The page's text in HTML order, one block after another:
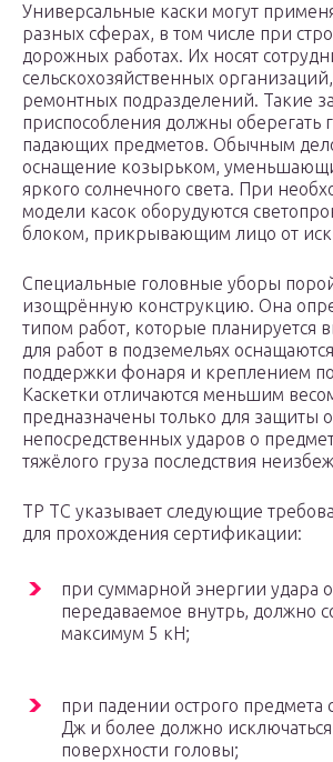
Универсальные каски могут
разных сферах, в том числе при
дорожных работах. Их носят
сельскохозяйственных
ремонтных подразделений. Такие
приспособления должны оберегать
падающих предметов. Обычным
оснащение козырьком,
яркого солнечного света. При
модели касок оборудуются
блоком, прикрывающим лицо от
Специальные головные уборы
изощрённую конструкцию. Она
типом работ, которые планируется
для работ в подземельях
поддержки фонаря и креплением
Каскетки отличаются меньшим
предназначены только для защиты
непосредственных ударов о
тяжёлого груза последствия
ТР ТС указывает следующие
для прохождения сертификации:
при суммарной энергии удара
передаваемое внутрь, должно
максимум 5 кН;
при падении острого предмета
Дж и более должно
поверхности головы;